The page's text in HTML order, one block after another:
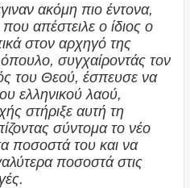
ακόμη πιο έντονα,
απέστειλε ο ίδιος ο
στον αρχηγό της
συγχαίροντάς τον
του Θεού, έσπευσε να
ελληνικού λαού,
στήριξε αυτή τη
σύντομα το νέο
ποσοστά του και να
ποσοστά στις